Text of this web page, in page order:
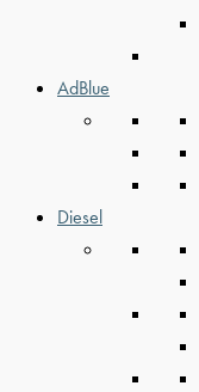
AdBlue
Diesel